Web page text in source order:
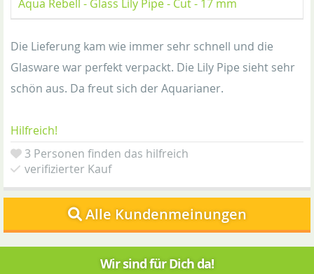
Aqua Rebell - Glass Lily Pipe - Cut - 17 mm
Die Lieferung kam wie immer sehr schnell und die
Glasware war perfekt verpackt. Die Lily Pipe sieht sehr
schön aus. Da freut sich der Aquarianer.
Hilfreich!
3 Personen finden das hilfreich
verifizierter Kauf
Alle Kundenmeinungen
Wir sind für Dich da!